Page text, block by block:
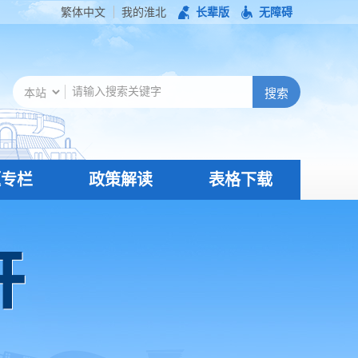
繁体中文 我的淮北 长辈版 无障碍
栏 政策解读 表格下载